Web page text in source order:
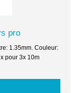
pro
1.35mm. Couleur:
pour 3x 10m